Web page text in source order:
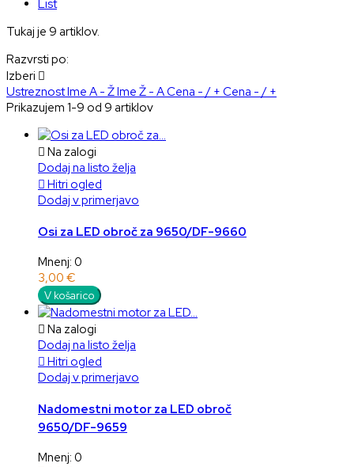
List
Tukaj je 9 artiklov.
Razvrsti po:
Izberi 
UstreznostIme A - ŽIme Ž - ACena - / + Cena - / +
Prikazujem 1-9 od 9 artiklov
 Na zalogi
Dodaj na listo želja
 Hitri ogled
Dodaj v primerjavo
Osi za LED obroč za 9650/DF-9660
Mnenj: 0
3,00 €
V košarico
 Na zalogi
Dodaj na listo želja
 Hitri ogled
Dodaj v primerjavo
Nadomestni motor za LED obroč
9650/DF-9659
Mnenj: 0